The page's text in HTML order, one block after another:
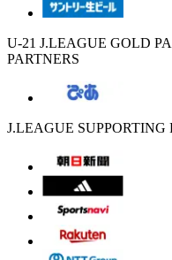
U-21 J.LEAGUE GOLD
PARTNERS
J.LEAGUE SUPPORTING